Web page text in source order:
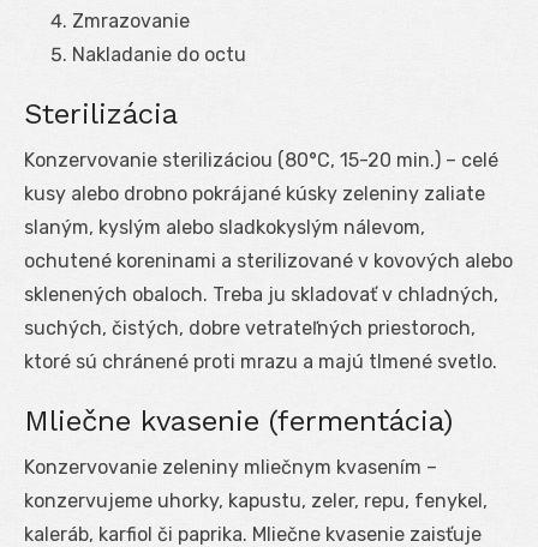
Zmrazovanie
Nakladanie do octu
Sterilizácia
Konzervovanie sterilizáciou (80°C, 15-20 min.) – celé
kusy alebo drobno pokrájané kúsky zeleniny zaliate
slaným, kyslým alebo sladkokyslým nálevom,
ochutené koreninami a sterilizované v kovových alebo
sklenených obaloch. Treba ju skladovať v chladných,
suchých, čistých, dobre vetrateľných priestoroch,
ktoré sú chránené proti mrazu a majú tlmené svetlo.
Mliečne kvasenie (fermentácia)
Konzervovanie zeleniny mliečnym kvasením –
konzervujeme uhorky, kapustu, zeler, repu, fenykel,
kaleráb, karfiol či paprika. Mliečne kvasenie zaisťuje